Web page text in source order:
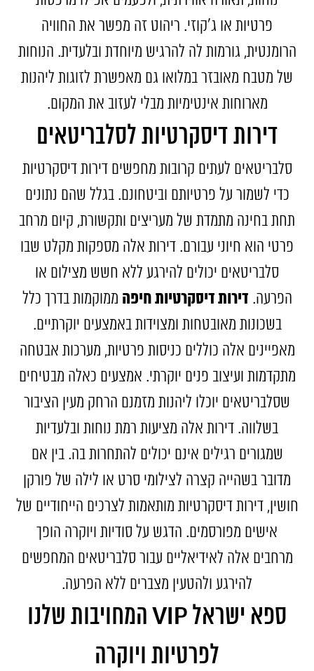
פרטיות או ג'קוזי. ריהוט זה מפשר את החוויה
הרומנטית, גורמות לה להרגיש מיוחדת ובלעדית. הנוחות
של מטבח מאובזר במלואו גם מאפשרת לזוגות ליהנות
מארוחות אינטימיות מבלי לעזוב את המקום.
דירות דיסקרטיות לסלבריטאים
סלבריטאים לעתים קרובות מחפשים דירות דיסקרטיות
כדי לשמור על פרטיותם וביטחונם. בגלל שהם נתונים
תחת בחינה מתמדת של מעריצים ותקשורת, קיום מרחב
פרטי הוא חיוני עבורם. דירות אלה מספקות מקלט שבו
סלבריטאים יכולים להירגע ללא חשש מצילום או
הפרעה. דירות דיסקרטיות חיפה ממוקמות בדרך כלל
בשכונות מאובטחות ומצוידות באמצעים יוקרתיים.
מאפיינים אלה כוללים כניסות פרטיות, מערכות אבטחה
מתקדמות ועיצוב פנים יוקרתי. אמצעים כאלה מבטיחים
שסלבריטאים יוכלו ליהנות מזמנם הרחק מעין הציבור
בשלווה. דירות אלה מציעות רמת נוחות ובלעדיות
שמגורים רגילים אינם יכולים להתחרות בה. בין אם
מדובר בשהייה קצרה לצילומי סרט או לילה של פורקן
חושין, דירות דיסקרטיות מותאמות לצרכים הייחודיים של
אישים מפורסמים. הדגש על סודיות ויוקרה הופך
מרחבים אלה לאידיאליים עבור סלבריטאים המחפשים
להירגע ולהטעין מצברים ללא הפרעה.
ספא ישראלVIPהמחויבות שלנו
לפרטיות ויוקרה